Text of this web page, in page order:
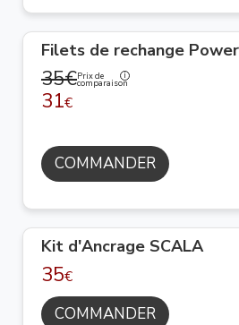
Filets de rechange
35€Prix de
comparaison
31€
COMMANDER
Kit d'Ancrage SCALA
35€
COMMANDER